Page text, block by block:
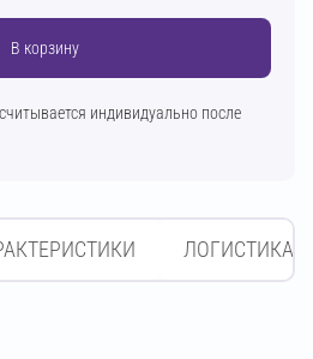
В корзину
индивидуально после
ЛОГИСТИКА